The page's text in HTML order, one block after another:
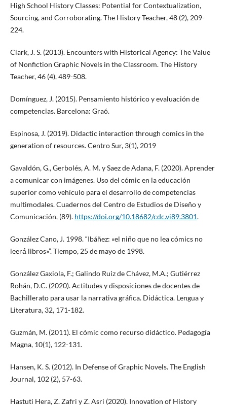
High School History Classes: Potential for Contextualization,
Sourcing, and Corroborating. The History Teacher, 48 (2), 209-
224.
Clark, J. S. (2013). Encounters with Historical Agency: The Value
of Nonfiction Graphic Novels in the Classroom. The History
Teacher, 46 (4), 489-508.
Domínguez, J. (2015). Pensamiento histórico y evaluación de
competencias. Barcelona: Graó.
Espinosa, J. (2019). Didactic interaction through comics in the
generation of resources. Centro Sur, 3(1), 2019
Gavaldón, G., Gerbolés, A. M. y Saez de Adana, F. (2020). Aprender
a comunicar con imágenes. Uso del cómic en la educación
superior como vehículo para el desarrollo de competencias
multimodales. Cuadernos del Centro de Estudios de Diseño y
Comunicación, (89). https://doi.org/10.18682/cdc.vi89.3801.
González Cano, J. 1998. “Ibáñez: «el niño que no lea cómics no
leerá́ libros»”. Tiempo, 25 de mayo de 1998.
González Gaxiola, F.; Galindo Ruiz de Chávez, M.A.; Gutiérrez
Rohán, D.C. (2020). Actitudes y disposiciones de docentes de
Bachillerato para usar la narrativa gráfica. Didáctica. Lengua y
Literatura, 32, 171-182.
Guzmán, M. (2011). El cómic como recurso didáctico. Pedagogía
Magna, 10(1), 122-131.
Hansen, K. S. (2012). In Defense of Graphic Novels. The English
Journal, 102 (2), 57-63.
Hastuti Hera, Z. Zafri y Z. Asri (2020). Innovation of History